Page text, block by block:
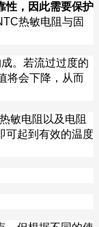
性，因此需要保护
热敏电阻与固
。若流过过度的
将会下降，从而
热敏电阻以及电阻
可起到有效的温度